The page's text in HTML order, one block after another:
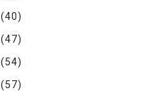
(40)
(47)
(54)
(57)